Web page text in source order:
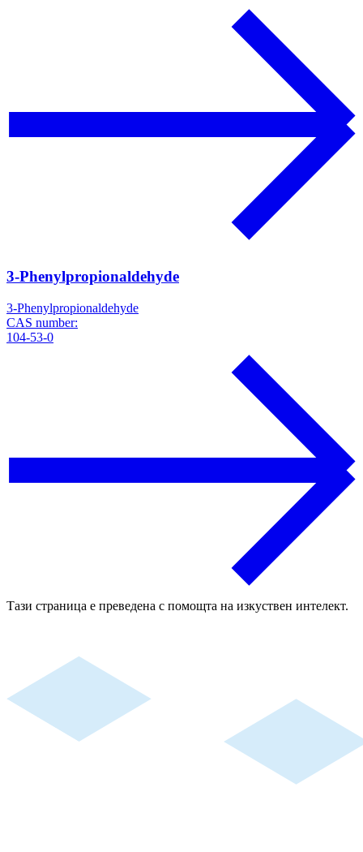
3-Phenylpropionaldehyde
3-Phenylpropionaldehyde
CAS number:
104-53-0
Тази страница е преведена с помощта на изкуствен интелект.